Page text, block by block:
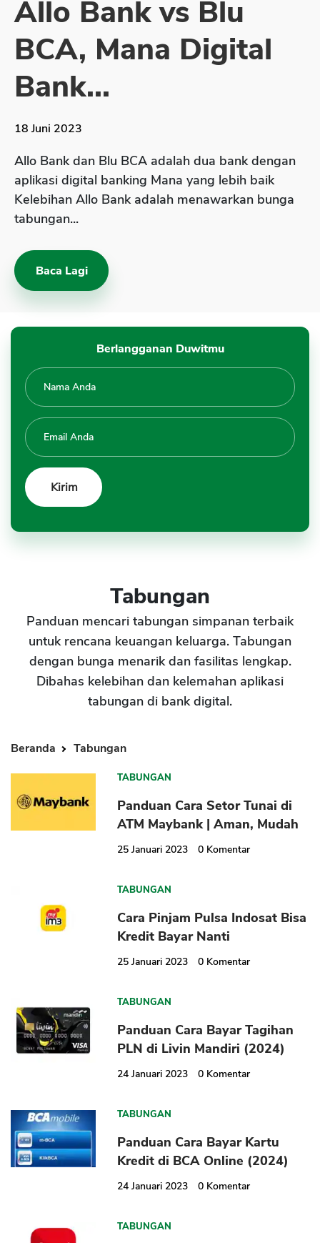
Sekuritas Saham
Bank Digital
Crypto
Assets Crypto
Asuransi Jiwa
Asuransi Kesehatan
Asuransi Syariah
Allo Bank vs Blu
BCA, Mana Digital
Bank...
18 Juni 2023
Allo Bank dan Blu BCA adalah dua bank dengan
aplikasi digital banking Mana yang lebih baik
Kelebihan Allo Bank adalah menawarkan bunga
tabungan...
Baca Lagi
Berlangganan Duwitmu
Tabungan
Panduan mencari tabungan simpanan terbaik
untuk rencana keuangan keluarga. Tabungan
dengan bunga menarik dan fasilitas lengkap.
Dibahas kelebihan dan kelemahan aplikasi
tabungan di bank digital.
Beranda Tabungan
TABUNGAN
Panduan Cara Setor Tunai di
ATM Maybank | Aman, Mudah
25 Januari 2023 0 Komentar
TABUNGAN
Cara Pinjam Pulsa Indosat Bisa
Kredit Bayar Nanti
25 Januari 2023 0 Komentar
TABUNGAN
Panduan Cara Bayar Tagihan
PLN di Livin Mandiri (2024)
24 Januari 2023 0 Komentar
TABUNGAN
Panduan Cara Bayar Kartu
Kredit di BCA Online (2024)
24 Januari 2023 0 Komentar
TABUNGAN
OK
CANCEL